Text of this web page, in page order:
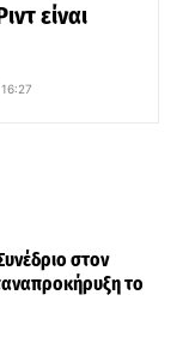
είναι
στον
το